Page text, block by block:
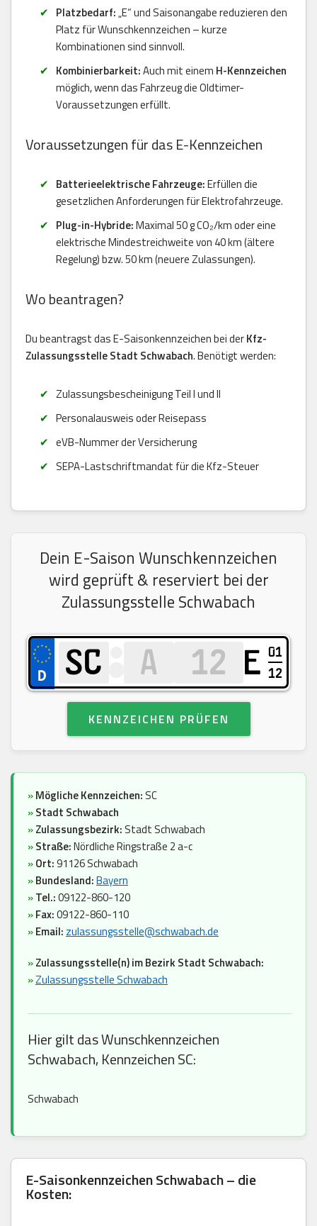
Platzbedarf:„E“ und Saisonangabe reduzieren den
Platz für Wunschkennzeichen – kurze
Kombinationen sind sinnvoll.
Kombinierbarkeit:Auch mit einem H-Kennzeichen
möglich, wenn das Fahrzeug die Oldtimer-
Voraussetzungen erfüllt.
Voraussetzungen für das E-Kennzeichen
Batterieelektrische Fahrzeuge:Erfüllen die
gesetzlichen Anforderungen für Elektrofahrzeuge.
Plug-in-Hybride:Maximal 50 g CO₂/km oder eine
elektrische Mindestreichweite von 40 km (ältere
Regelung) bzw. 50 km (neuere Zulassungen).
Wo beantragen?
Du beantragst das E-Saisonkennzeichen bei derKfz-
Zulassungsstelle Stadt Schwabach. Benötigt werden:
Zulassungsbescheinigung Teil I und II
Personalausweis oder Reisepass
eVB-Nummer der Versicherung
SEPA-Lastschriftmandat für die Kfz-Steuer
Dein E-Saison Wunschkennzeichen
wird geprüft & reserviert bei der
Zulassungsstelle Schwabach
E 01
12
KENNZEICHEN PRÜFEN
»Mögliche Kennzeichen: SC
»Stadt Schwabach
»Zulassungsbezirk: Stadt Schwabach
»Straße:Nördliche Ringstraße 2 a-c
»Ort:91126 Schwabach
»Bundesland:Bayern
»Tel.:09122-860-120
»Fax:09122-860-110
»Email: zulassungsstelle@schwabach.de
»Zulassungsstelle(n) im Bezirk Stadt Schwabach:
»Zulassungsstelle Schwabach
Hier gilt das Wunschkennzeichen
Schwabach, Kennzeichen SC:
Schwabach
E-Saisonkennzeichen Schwabach – die
Kosten: